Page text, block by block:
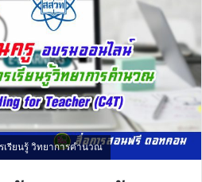
เรียนรู้ วิทยาการคำนวณ